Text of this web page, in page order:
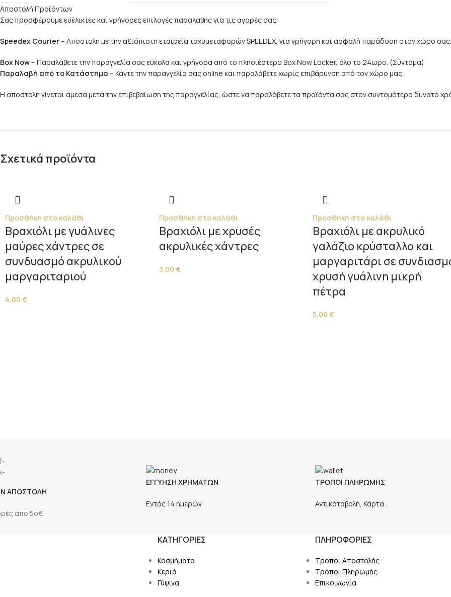
Αποστολή Προϊόντων
Σας προσφέρουμε ευέλικτες και γρήγορες επιλογές παραλαβής για τις αγορές σας:
Speedex Courier– Αποστολή με την αξιόπιστη εταιρεία ταχυμεταφορών SPEEDEX, για γρήγορη και ασφαλή παράδοση στον χώρο σας.
Box Now– Παραλάβετε την παραγγελία σας εύκολα και γρήγορα από το πλησιέστερο Box Now Locker, όλο το 24ωρο. (Σύντομα)
Παραλαβή από το Κατάστημα – Κάντε την παραγγελία σας online και παραλάβετε χωρίς επιβάρυνση από τον χώρο μας.
Η αποστολή γίνεται άμεσα μετά την επιβεβαίωση της παραγγελίας, ώστε να παραλάβετε τα προϊόντα σας στον συντομότερο δυνατό
Σχετικά προϊόντα
Προσθήκη στο καλάθι
Βραχιόλι με γυάλινες
μαύρες χάντρες σε
συνδυασμό ακρυλικού
μαργαριταριού
4,00 €
Προσθήκη στο καλάθι
Βραχιόλι με χρυσές
ακρυλικές χάντρες
3,00 €
Προσθήκη στο καλάθι
Βραχιόλι με ακρυλικό
γαλάζιο κρύσταλλο και
μαργαριτάρι σε
χρυσή γυάλινη μικρή
πέτρα
5,00 €
ΑΠΟΣΤΟΛΗ
απο 5ο€
ΕΓΓΥΗΣΗ ΧΡΗΜΑΤΩΝ
Εντός 14 ημερών
ΤΡΟΠΟΙ ΠΛΗΡΩΜΗΣ
Αντικαταβολή, Κάρτα ..
ΚΑΤΗΓΟΡΙΕΣ
Κοσμήματα
Κεριά
Γύψινα
ΠΛΗΡΟΦΟΡΙΕΣ
Τρόποι Αποστολής
Τρόποι Πληρωμής
Επικοινωνία